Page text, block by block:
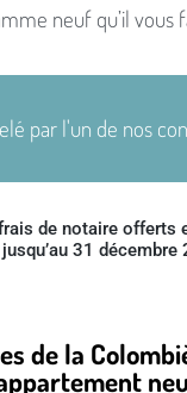
neuf qu’il vous
par l'un de nos
de notaire offerts
31 décembre
de la